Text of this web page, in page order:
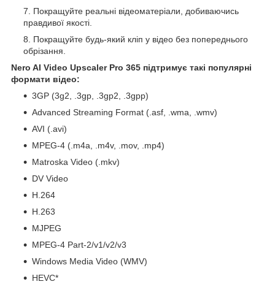
Покращуйте реальні відеоматеріали, добиваючись
правдивої якості.
Покращуйте будь-який кліп у відео без попереднього
обрізання.
Nero AI Video Upscaler Pro 365 підтримує такі популярні
формати відео:
3GP (3g2, .3gp, .3gp2, .3gpp)
Advanced Streaming Format (.asf, .wma, .wmv)
AVI (.avi)
MPEG-4 (.m4a, .m4v, .mov, .mp4)
Matroska Video (.mkv)
DV Video
H.264
H.263
MJPEG
MPEG-4 Part-2/v1/v2/v3
Windows Media Video (WMV)
HEVC*